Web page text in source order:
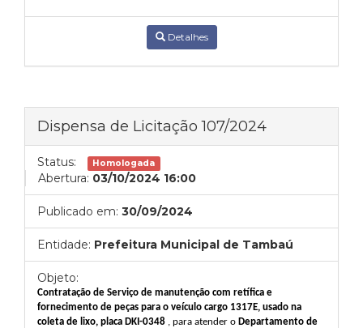
Detalhes
Dispensa de Licitação 107/2024
Status: Homologada
Abertura: 03/10/2024 16:00
Publicado em: 30/09/2024
Entidade: Prefeitura Municipal de Tambaú
Objeto:
Contratação de Serviço de manutenção com retífica e
fornecimento de peças para o veículo cargo 1317E, usado na
coleta de lixo, placa DKI-0348 , para atender o Departamento de